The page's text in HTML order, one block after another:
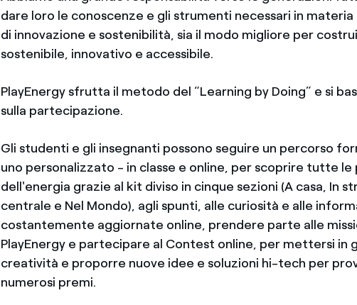
dare loro le conoscenze e gli strumenti necessari in materia
di innovazione e sostenibilità, sia il modo migliore per
sostenibile, innovativo e accessibile.
PlayEnergy sfrutta il metodo del “Learning by Doing” e si
sulla partecipazione.
Gli studenti e gli insegnanti possono seguire un percorso
uno personalizzato - in classe e online, per scoprire tutte
dell'energia grazie al kit diviso in cinque sezioni (A casa, In
centrale e Nel Mondo), agli spunti, alle curiosità e alle
costantemente aggiornate online, prendere parte alle
PlayEnergy e partecipare al Contest online, per mettersi in
creatività e proporre nuove idee e soluzioni hi-tech per
numerosi premi.